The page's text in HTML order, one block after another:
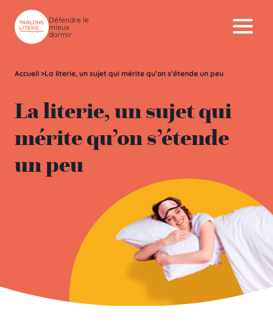
Défendre le
mieux
dormir
Accueil>La literie, un sujet qui mérite qu’on s’étende un peu
La literie, un sujet qui
mérite qu’on s’étende
un peu